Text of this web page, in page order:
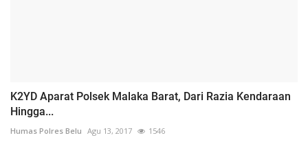
K2YD Aparat Polsek Malaka Barat, Dari Razia Kendaraan
Hingga...
Humas Polres Belu Agu 13, 2017 1546